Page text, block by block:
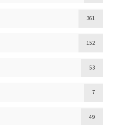
361
152
53
7
49